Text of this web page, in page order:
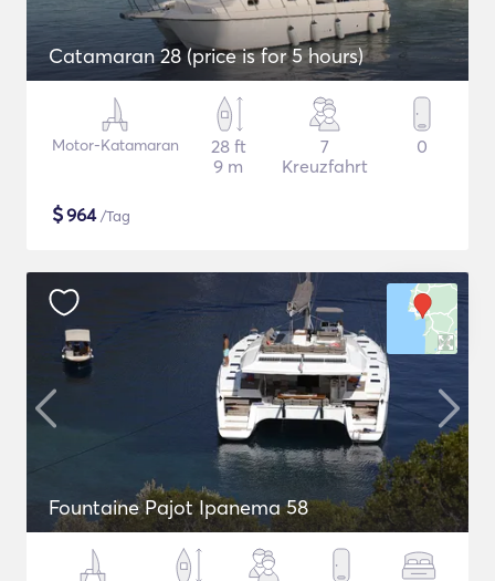
Catamaran 28 (price is for 5 hours)
Motor-Katamaran
28 ft
9 m
7
Kreuzfahrt
0
$964/Tag
Fountaine Pajot Ipanema 58